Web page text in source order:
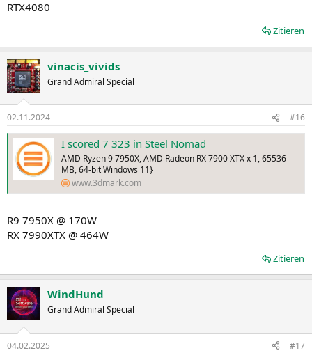
RTX4080
Zitieren
vinacis_vivids
Grand Admiral Special
02.11.2024 #16
I scored 7 323 in Steel Nomad
AMD Ryzen 9 7950X, AMD Radeon RX 7900 XTX x 1, 65536
MB, 64-bit Windows 11}
www.3dmark.com
R9 7950X @ 170W
RX 7990XTX @ 464W
Zitieren
WindHund
Grand Admiral Special
04.02.2025 #17